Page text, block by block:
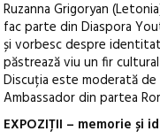
Ruzanna Grigoryan
fac parte din Diaspora
și vorbesc despre
păstrează viu un fir
Discuția este moderată de
Ambassador din partea
EXPOZIȚII – memorie și